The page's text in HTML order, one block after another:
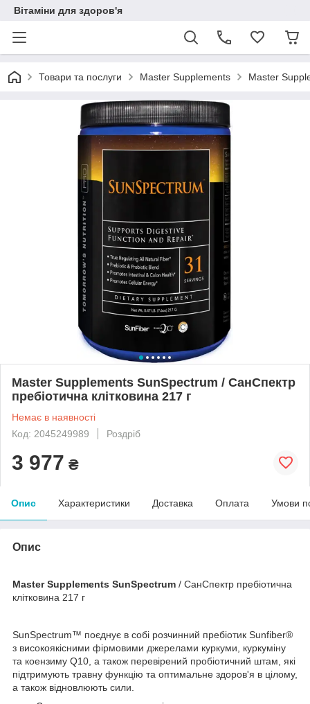
Вітаміни для здоров'я
Товари та послуги Master Supplements Master
Master Supplements SunSpectrum / СанСпектр
пребіотична клітковина 217 г
Немає в наявності
Код: 2045249989
Роздріб
3 977 ₴
Опис Характеристики Доставка Оплата Умови
Опис
Master Supplements SunSpectrum / СанСпектр пребіотична
клітковина 217 г
SunSpectrum™ поєднує в собі розчинний пребіотик Sunfiber®
з високоякісними фірмовими джерелами куркуми, куркуміну
та коензиму Q10, а також перевірений пробіотичний штам, які
підтримують травну функцію та оптимальне здоров'я в цілому,
а також відновлюють сили.